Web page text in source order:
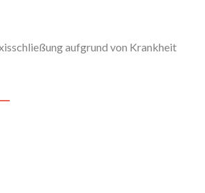
aufgrund von Krankheit